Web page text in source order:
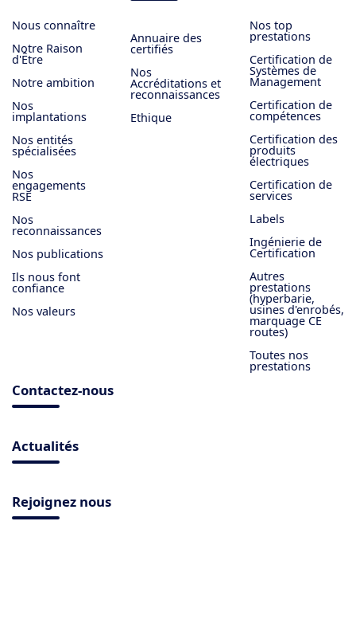
Nous connaître
Notre Raison
d'Être
Notre ambition
Nos
implantations
Nos entités
spécialisées
Nos
engagements
RSE
Nos
reconnaissances
Nos publications
Ils nous font
confiance
Nos valeurs
Annuaire des
certifiés
Nos
Accréditations et
reconnaissances
Ethique
Nos top
prestations
Certification de
Systèmes de
Management
Certification de
compétences
Certification des
produits
électriques
Certification de
services
Labels
Ingénierie de
Certification
Autres
prestations
(hyperbarie,
usines d'enrobés,
marquage CE
routes)
Toutes nos
prestations
Contactez-nous
Actualités
Rejoignez nous